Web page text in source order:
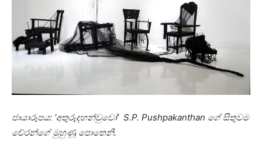
ජායාරූපය: ‘අතුරුදහන්වුවෝ‘ S.P. Pushpakanthan ගේ සිතුවම
චේරන්ගේ මුහුණූ පොතෙනි.